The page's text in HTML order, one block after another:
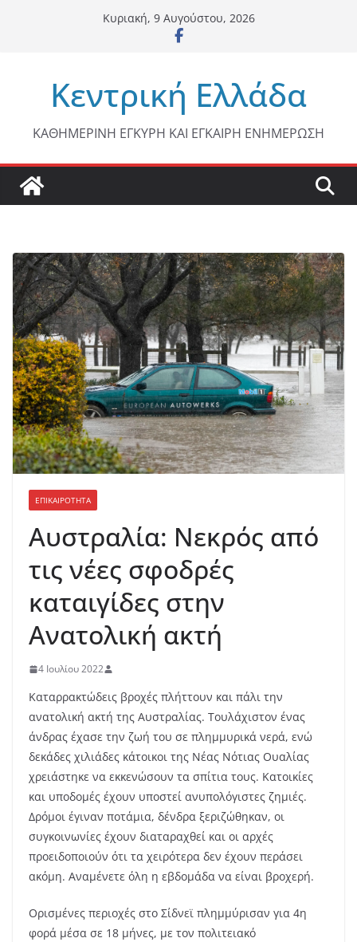
Κυριακή, 9 Αυγούστου, 2026
Κεντρική Ελλάδα
ΚΑΘΗΜΕΡΙΝΗ ΕΓΚΥΡΗ ΚΑΙ ΕΓΚΑΙΡΗ ΕΝΗΜΕΡΩΣΗ
ΕΠΙΚΑΙΡΟΤΗΤΑ
Αυστραλία: Νεκρός από
τις νέες σφοδρές
καταιγίδες στην
Ανατολική ακτή
4 Ιουλίου 2022
Καταρρακτώδεις βροχές πλήττουν και πάλι την
ανατολική ακτή της Αυστραλίας. Τουλάχιστον ένας
άνδρας έχασε την ζωή του σε πλημμυρικά νερά, ενώ
δεκάδες χιλιάδες κάτοικοι της Νέας Νότιας Ουαλίας
χρειάστηκε να εκκενώσουν τα σπίτια τους. Κατοικίες
και υποδομές έχουν υποστεί ανυπολόγιστες ζημιές.
Δρόμοι έγιναν ποτάμια, δένδρα ξεριζώθηκαν, οι
συγκοινωνίες έχουν διαταραχθεί και οι αρχές
προειδοποιούν ότι τα χειρότερα δεν έχουν περάσει
ακόμη. Αναμένετε όλη η εβδομάδα να είναι βροχερή.
Ορισμένες περιοχές στο Σίδνεϊ πλημμύρισαν για 4η
φορά μέσα σε 18 μήνες, με τον πολιτειακό